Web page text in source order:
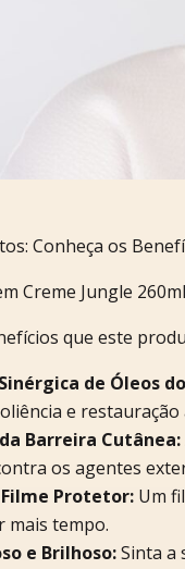
Conheça os
Creme Jungle
que este
de Óleos
e restauração
Barreira Cutânea:
os agentes
Protetor: Um
mais tempo.
e Brilhoso:Sinta a